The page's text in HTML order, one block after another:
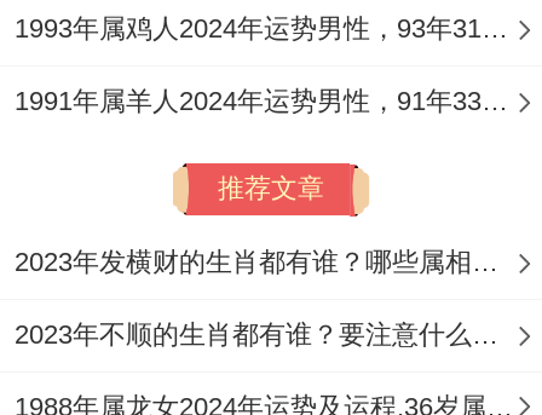
升机遇显现，尤其管理层易获赏识，创业方
面三合太岁带来合作机遇，可联手属马、狗
慎行，避免功高盖主。
劫」争锋，团队竞争加剧，春季易有暗斗，
需保持中立，以「正印」包容化解矛盾，客
1993年属鸡人2024年运势男性，93年31岁属鸡男2024年每月运程怎么样
1991年属羊人2024年运势男性，91年33岁属羊男2024年每月运程怎么样
推荐文章
2023年发横财的生肖都有谁？哪些属相财运旺盛？
2023年不顺的生肖都有谁？要注意什么呢？
1988年属龙女2024年运势及运程,36岁属龙人2024全年每月运势女性如何